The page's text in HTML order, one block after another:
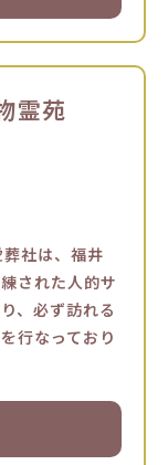
霊苑
社は、福井
された人的サ
、必ず訪れる
行なっており